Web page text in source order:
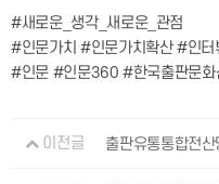
#새로운_생각_새로운_관점
#인문가치 #인문가치확산 #인터
#인문 #인문360 #한국출판문화
이전글 출판유통통합전